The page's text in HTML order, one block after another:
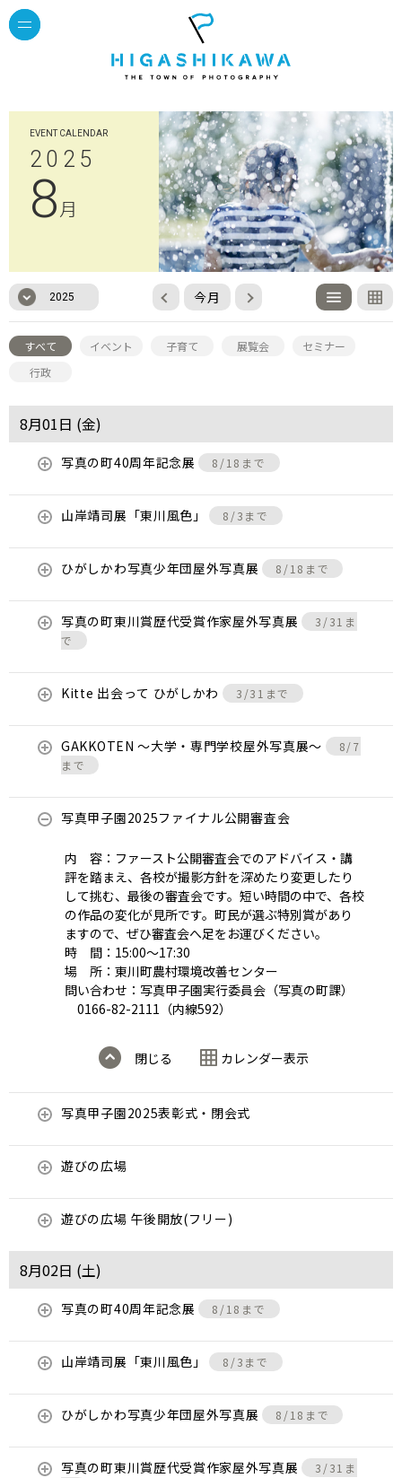
EVENT CALENDAR
2025
8月
2025 今月
すべて イベント 子育て 展覧会
セミナー
行政
8月01日 (金)
写真の町40周年記念展 8/18まで
山岸靖司展「東川風色」 8/3まで
ひがしかわ写真少年団屋外写真展 8/18まで
写真の町東川賞歴代受賞作家屋外写真展
3/31ま
で
Kitte 出会って ひがしかわ 3/31まで
GAKKOTEN ～大学・専門学校屋外写真展～
8/7
まで
写真甲子園2025ファイナル公開審査会
内 容：ファースト公開審査会でのアドバイス・講
評を踏まえ、各校が撮影方針を深めたり変更したり
して挑む、最後の審査会です。短い時間の中で、各校
の作品の変化が見所です。町民が選ぶ特別賞があり
ますので、ぜひ審査会へ足をお運びください。
時 間：15:00～17:30
場 所：東川町農村環境改善センター
問い合わせ：写真甲子園実行委員会（写真の町課）
0166-82-2111（内線592）
閉じる カレンダー表示
写真甲子園2025表彰式・閉会式
遊びの広場
遊びの広場 午後開放(フリー)
8月02日 (土)
写真の町40周年記念展 8/18まで
山岸靖司展「東川風色」 8/3まで
ひがしかわ写真少年団屋外写真展 8/18まで
写真の町東川賞歴代受賞作家屋外写真展
3/31ま